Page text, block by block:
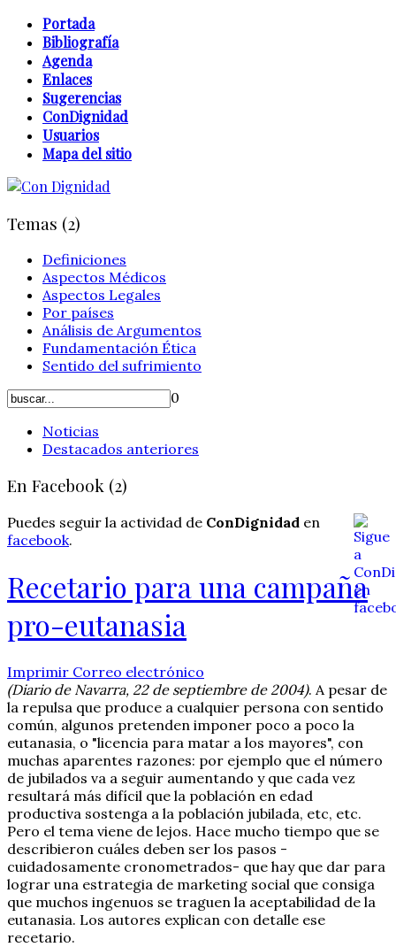
Portada
Bibliografía
Agenda
Enlaces
Sugerencias
ConDignidad
Usuarios
Mapa del sitio
Temas (2)
Definiciones
Aspectos Médicos
Aspectos Legales
Por países
Análisis de Argumentos
Fundamentación Ética
Sentido del sufrimiento
0
Noticias
Destacados anteriores
En Facebook (2)
Puedes seguir la actividad de ConDignidad en
facebook.
Recetario para una campaña
pro-eutanasia
Imprimir Correo electrónico
(Diario de Navarra, 22 de septiembre de 2004). A pesar de
la repulsa que produce a cualquier persona con sentido
común, algunos pretenden imponer poco a poco la
eutanasia, o "licencia para matar a los mayores", con
muchas aparentes razones: por ejemplo que el número
de jubilados va a seguir aumentando y que cada vez
resultará más difícil que la población en edad
productiva sostenga a la población jubilada, etc, etc.
Pero el tema viene de lejos. Hace mucho tiempo que se
describieron cuáles deben ser los pasos -
cuidadosamente cronometrados- que hay que dar para
lograr una estrategia de marketing social que consiga
que muchos ingenuos se traguen la aceptabilidad de la
eutanasia. Los autores explican con detalle ese
recetario.